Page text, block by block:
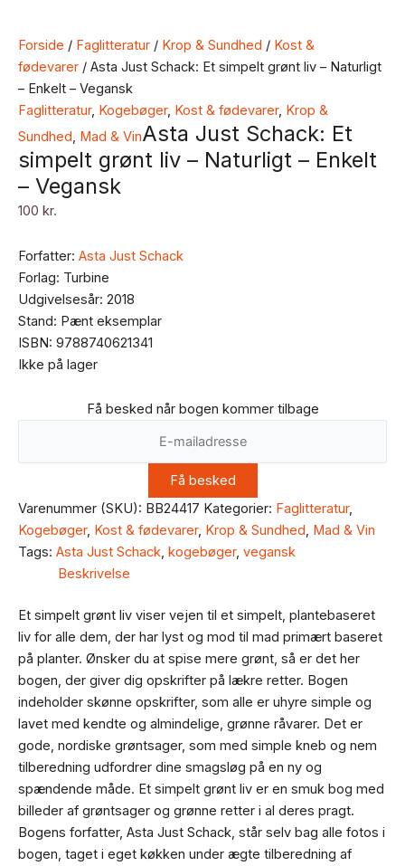
Forside / Faglitteratur / Krop & Sundhed / Kost &
fødevarer / Asta Just Schack: Et simpelt grønt liv – Naturligt
– Enkelt – Vegansk
Faglitteratur, Kogebøger, Kost & fødevarer, Krop &
Sundhed, Mad & VinAsta Just Schack: Et
simpelt grønt liv – Naturligt – Enkelt
– Vegansk
100 kr.
Forfatter: Asta Just Schack
Forlag: Turbine
Udgivelsesår: 2018
Stand: Pænt eksemplar
ISBN: 9788740621341
Ikke på lager
Få besked når bogen kommer tilbage
Varenummer (SKU): BB24417 Kategorier: Faglitteratur,
Kogebøger, Kost & fødevarer, Krop & Sundhed, Mad & Vin
Tags: Asta Just Schack, kogebøger, vegansk
Beskrivelse
Et simpelt grønt liv viser vejen til et simpelt, plantebaseret
liv for alle dem, der har lyst og mod til mad primært baseret
på planter. Ønsker du at spise mere grønt, så er det her
bogen, der giver dig opskrifter på lækre retter. Bogen
indeholder skønne opskrifter, som alle er uhyre simple og
lavet med kendte og almindelige, grønne råvarer. Det er
gode, nordiske grøntsager, som med simple kneb og nem
tilberedning udfordrer dine smagsløg på en ny og
spændende måde. Et simpelt grønt liv er en smuk bog med
billeder af grøntsager og grønne retter i al deres pragt.
Bogens forfatter, Asta Just Schack, står selv bag alle fotos i
bogen, taget i eget køkken under ægte tilberedning af